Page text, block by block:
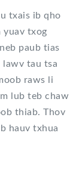
txais ib qho
yuav txog
paub tias
lawv tau tsa
raws li
lub teb chaw
thiab. Thov
hauv txhua